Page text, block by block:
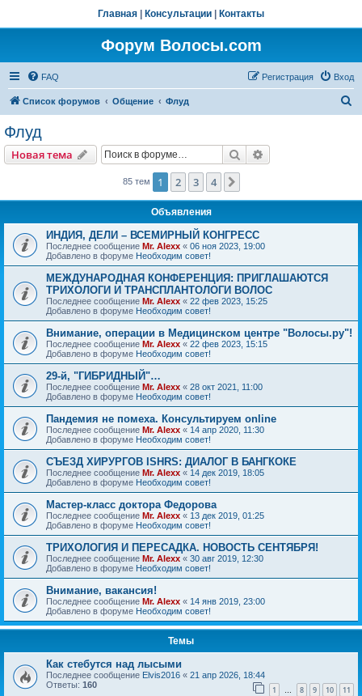
Главная Консультации Контакты
Форум Волосы.com
FAQ Вход
Регистрация
Список форумов Общение Флуд
Флуд
Новая тема Поиск
85 тем 1 2 3 4
Объявления
ИНДИЯ, ДЕЛИ – ВСЕМИРНЫЙ КОНГРЕСС
Последнее сообщение Mr. Alexx « 06 ноя 2023, 19:00
Добавлено в форуме Необходим совет!
МЕЖДУНАРОДНАЯ КОНФЕРЕНЦИЯ: ПРИГЛАШАЮТСЯ
ТРИХОЛОГИ И ТРАНСПЛАНТОЛОГИ ВОЛОС
Последнее сообщение Mr. Alexx « 22 фев 2023, 15:25
Добавлено в форуме Необходим совет!
Внимание, операции в Медицинском центре "Волосы.ру"!
Последнее сообщение Mr. Alexx « 22 фев 2023, 15:15
Добавлено в форуме Необходим совет!
29-й, "ГИБРИДНЫЙ"…
Последнее сообщение Mr. Alexx « 28 окт 2021, 11:00
Добавлено в форуме Необходим совет!
Пандемия не помеха. Консультируем online
Последнее сообщение Mr. Alexx « 14 апр 2020, 11:30
Добавлено в форуме Необходим совет!
СЪЕЗД ХИРУРГОВ ISHRS: ДИАЛОГ В БАНГКОКЕ
Последнее сообщение Mr. Alexx « 14 дек 2019, 18:05
Добавлено в форуме Необходим совет!
Мастер-класс доктора Федорова
Последнее сообщение Mr. Alexx « 13 дек 2019, 01:25
Добавлено в форуме Необходим совет!
ТРИХОЛОГИЯ И ПЕРЕСАДКА. НОВОСТЬ СЕНТЯБРЯ!
Последнее сообщение Mr. Alexx « 30 авг 2019, 12:30
Добавлено в форуме Необходим совет!
Внимание, вакансия!
Последнее сообщение Mr. Alexx « 14 янв 2019, 23:00
Добавлено в форуме Необходим совет!
Темы
Как стебутся над лысыми
Последнее сообщение Elvis2016 « 21 апр 2026, 18:44
Ответы: 160 1 … 8 9 10 11